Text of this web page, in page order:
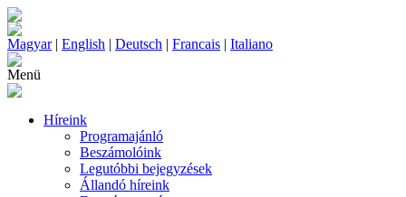
Magyar| English | Deutsch | Francais | Italiano
Menü
Híreink
Programajánló
Beszámolóink
Legutóbbi bejegyzések
Állandó híreink